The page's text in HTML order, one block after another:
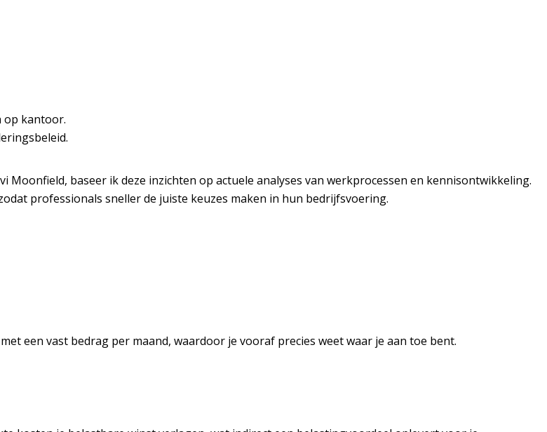
op kantoor.
Moonfield, baseer ik deze inzichten op actuele analyses van werkprocessen en kennisontwikkeling.
professionals sneller de juiste keuzes maken in hun bedrijfsvoering.
een vast bedrag per maand, waardoor je vooraf precies weet waar je aan toe bent.